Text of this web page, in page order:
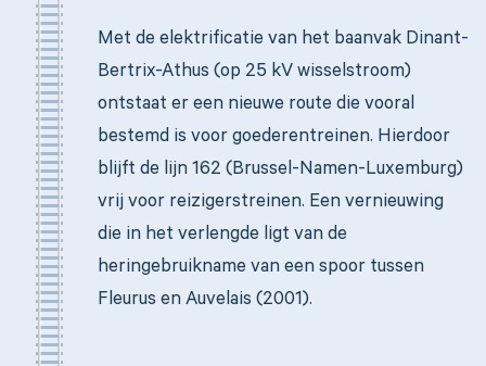
Met de elektrificatie van het baanvak Dinant-
Bertrix-Athus (op 25 kV wisselstroom)
ontstaat er een nieuwe route die vooral
bestemd is voor goederentreinen. Hierdoor
blijft de lijn 162 (Brussel-Namen-Luxemburg)
vrij voor reizigerstreinen. Een vernieuwing
die in het verlengde ligt van de
heringebruikname van een spoor tussen
Fleurus en Auvelais (2001).